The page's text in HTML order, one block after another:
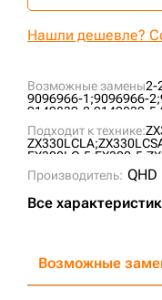
Возможные замены2-
9096966-1;9096966-2;
9149839-2;9149839-5;
9149839-HY;
9191054;
Подходит к технике:
ZX330LCLA;
EX300LC-5;EX300-5;
EX300LC-2;
EX300LC-3;
EX300-3C;EX350H-5;
EX310H-3;
EX270LC-5;EX355;
Производитель: QHD
Все
Нашли дешевле?
Возможные